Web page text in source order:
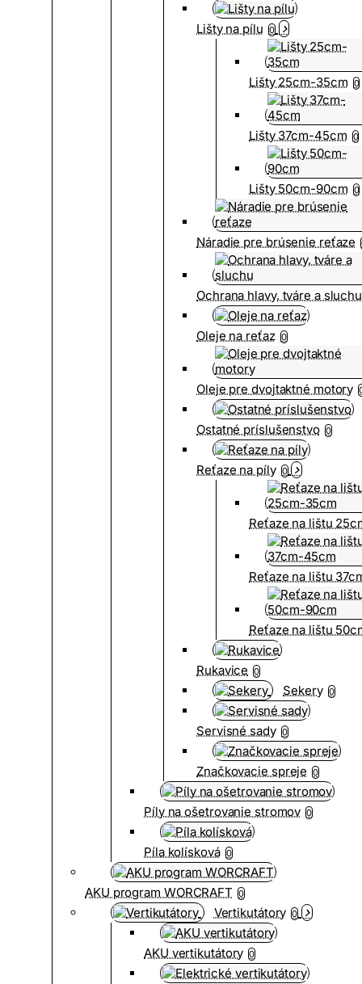
Lišty na pílu 0
Lišty 25cm-35cm 0
Lišty 37cm-45cm 0
Lišty 50cm-90cm 0
Náradie pre brúsenie reťaze
Ochrana hlavy, tváre a sluchu
Oleje na reťaz 0
Oleje pre dvojtaktné motory
Ostatné príslušenstvo 0
Reťaze na píly 0
Reťaze na lištu
Reťaze na lištu
Reťaze na lištu
Rukavice 0
Sekery 0
Servisné sady 0
Značkovacie spreje 0
Píly na ošetrovanie stromov 0
Píla kolísková 0
AKU program WORCRAFT 0
Vertikutátory 0
AKU vertikutátory 0